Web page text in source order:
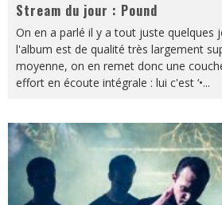
Stream du jour : Pound
On en a parlé il y a tout juste quelques
l'album est de qualité très largement
moyenne, on en remet donc une
effort en écoute intégrale : lui c'est ‘•...